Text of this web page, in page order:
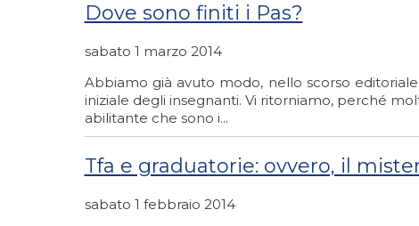
Dove sono finiti i Pas?
sabato 1 marzo 2014
Abbiamo già avuto modo, nello scorso
iniziale degli insegnanti. Vi ritorniamo, perché
abilitante che sono i...
Tfa e graduatorie: ovvero, il
sabato 1 febbraio 2014